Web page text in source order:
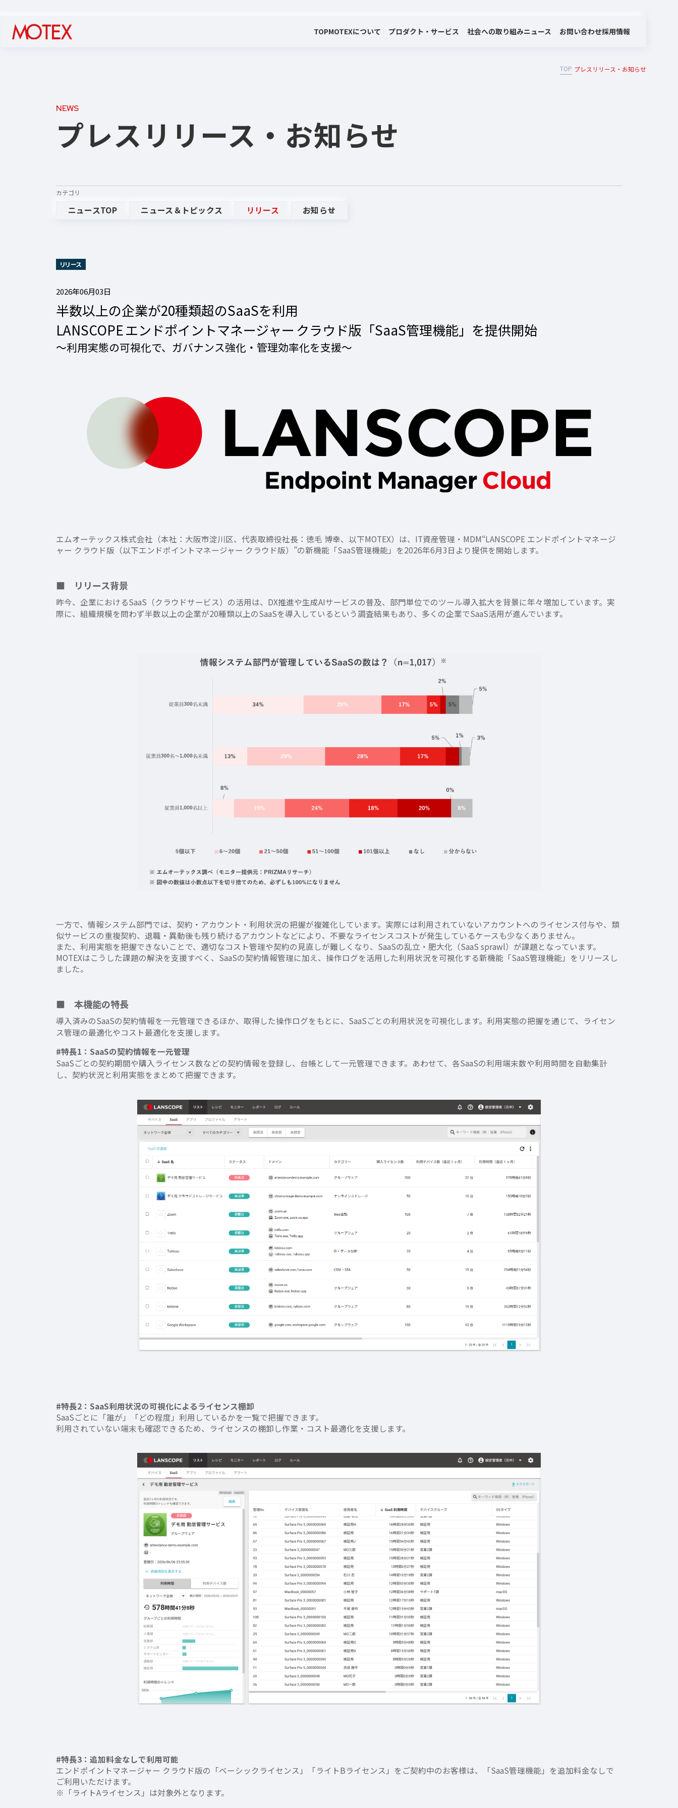
TOPMOTEXについて プロダクト・サービス
MOTEX/LANSCOPEのあゆみ
社会への取り組みニュース お問い合わせ採用情報
TOP プレスリリース・お知らせ
NEWS
プレスリリース ・お知らせ
カテゴリ
ニュースTOP ニュース＆トピックス リリース お知らせ
リリース
2026年06月03日
半数以上の企業が20種類超のSaaSを利用
LANSCOPE エンドポイントマネージャー クラウド版「SaaS管理機能」を提供開始
～利用実態の可視化で、ガバナンス強化・管理効率化を支援～
エムオーテックス株式会社（本社：大阪市淀川区、代表取締役社長：徳毛 博幸、以下MOTEX）は、IT資産管理・MDM“LANSCOPE エンドポイントマネージ
ャー クラウド版（以下エンドポイントマネージャー クラウド版）”の新機能「SaaS管理機能」を2026年6月3日より提供を開始します。
■ リリース背景
昨今、企業におけるSaaS（クラウドサービス）の活用は、DX推進や生成AIサービスの普及、部門単位でのツール導入拡大を背景に年々増加しています。実
際に、組織規模を問わず半数以上の企業が20種類以上のSaaSを導入しているという調査結果もあり、多くの企業でSaaS活用が進んでいます。
一方で、情報システム部門では、契約・アカウント・利用状況の把握が複雑化しています。実際には利用されていないアカウントへのライセンス付与や、類
似サービスの重複契約、退職・異動後も残り続けるアカウントなどにより、不要なライセンスコストが発生しているケースも少なくありません。
また、利用実態を把握できないことで、適切なコスト管理や契約の見直しが難しくなり、SaaSの乱立・肥大化（SaaS sprawl）が課題となっています。
MOTEXはこうした課題の解決を支援すべく、SaaSの契約情報管理に加え、操作ログを活用した利用状況を可視化する新機能「SaaS管理機能」をリリースし
ました。
■ 本機能の特長
導入済みのSaaSの契約情報を一元管理できるほか、取得した操作ログをもとに、SaaSごとの利用状況を可視化します。利用実態の把握を通じて、ライセン
ス管理の最適化やコスト最適化を支援します。
#特長1：SaaSの契約情報を一元管理
SaaSごとの契約期間や購入ライセンス数などの契約情報を登録し、台帳として一元管理できます。あわせて、各SaaSの利用端末数や利用時間を自動集計
し、契約状況と利用実態をまとめて把握できます。
#特長2：SaaS利用状況の可視化によるライセンス棚卸
SaaSごとに「誰が」「どの程度」利用しているかを一覧で把握できます。
利用されていない端末も確認できるため、ライセンスの棚卸し作業・コスト最適化を支援します。
#特長3：追加料金なしで利用可能
エンドポイントマネージャー クラウド版の「ベーシックライセンス」「ライトBライセンス」をご契約中のお客様は、「SaaS管理機能」を追加料金なしで
ご利用いただけます。
※「ライトAライセンス」は対象外となります。